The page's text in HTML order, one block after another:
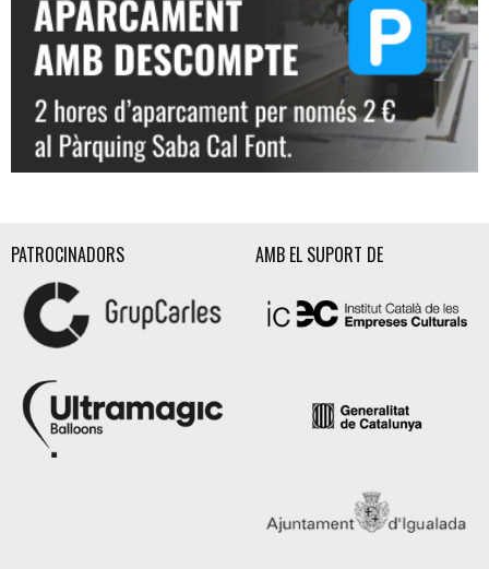
PATROCINADORS AMB EL SUPORT DE